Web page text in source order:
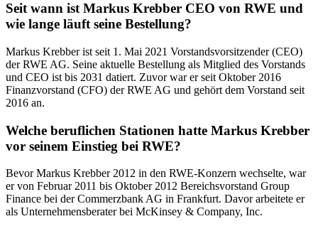
Seit wann ist Markus Krebber CEO von RWE und
wie lange läuft seine Bestellung?
Markus Krebber ist seit 1. Mai 2021 Vorstandsvorsitzender (CEO)
der RWE AG. Seine aktuelle Bestellung als Mitglied des Vorstands
und CEO ist bis 2031 datiert. Zuvor war er seit Oktober 2016
Finanzvorstand (CFO) der RWE AG und gehört dem Vorstand seit
2016 an.
Welche beruflichen Stationen hatte Markus Krebber
vor seinem Einstieg bei RWE?
Bevor Markus Krebber 2012 in den RWE‑Konzern wechselte, war
er von Februar 2011 bis Oktober 2012 Bereichsvorstand Group
Finance bei der Commerzbank AG in Frankfurt. Davor arbeitete er
als Unternehmensberater bei McKinsey & Company, Inc.